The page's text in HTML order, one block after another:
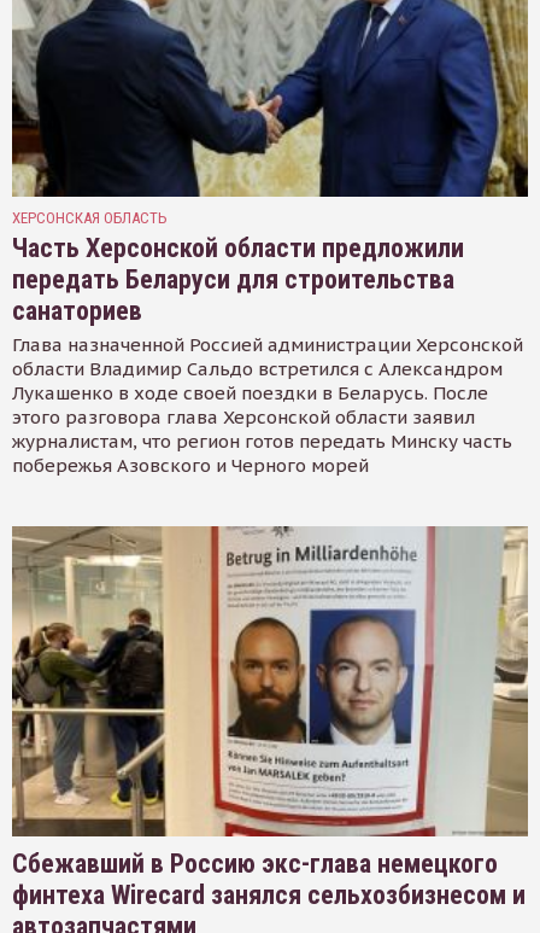
ХЕРСОНСКАЯ ОБЛАСТЬ
Часть Херсонской области предложили
передать Беларуси для строительства
санаториев
Глава назначенной Россией администрации Херсонской
области Владимир Сальдо встретился с Александром
Лукашенко в ходе своей поездки в Беларусь. После
этого разговора глава Херсонской области заявил
журналистам, что регион готов передать Минску часть
побережья Азовского и Черного морей
Сбежавший в Россию экс-глава немецкого
финтеха Wirecard занялся сельхозбизнесом и
автозапчастями